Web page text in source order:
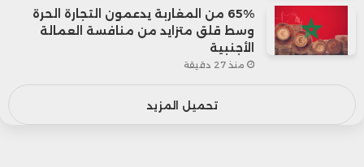
65% من المغاربة يدعمون التجارة الحرة
وسط قلق متزايد من منافسة العمالة
الأجنبية
منذ 27 دقيقة
تحميل المزيد